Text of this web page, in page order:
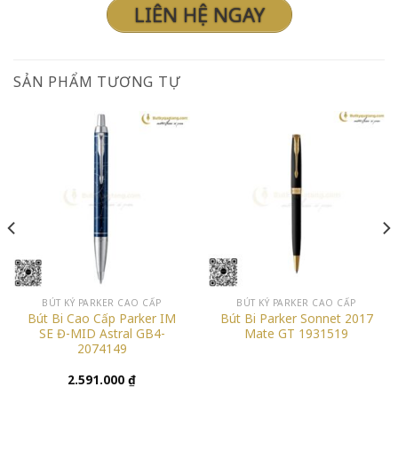
LIÊN HỆ NGAY
SẢN PHẨM TƯƠNG TỰ
BÚT KÝ PARKER CAO CẤP
Bút Bi Cao Cấp Parker IM
SE Đ-MID Astral GB4-
2074149
2.591.000 ₫
BÚT KÝ PARKER CAO CẤP
Bút Bi Parker Sonnet 2017
Mate GT 1931519